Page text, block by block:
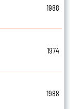
1988
1974
1988